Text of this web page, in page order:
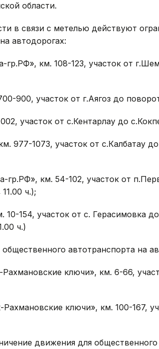
области.
в связи с метелью действуют
автодорогах:
гр.РФ», км. 108-123, участок от
900, участок от г.Аягоз до
участок от с.Кентарлау до
977-1073, участок от с.Калбатау
гр.РФ», км. 54-102, участок от
ч.);
10-154, участок от с. Герасимовка
ч.)
автотранспорта на
ключи», км. 6-66,
ключи», км. 100-167,
движения для общественного